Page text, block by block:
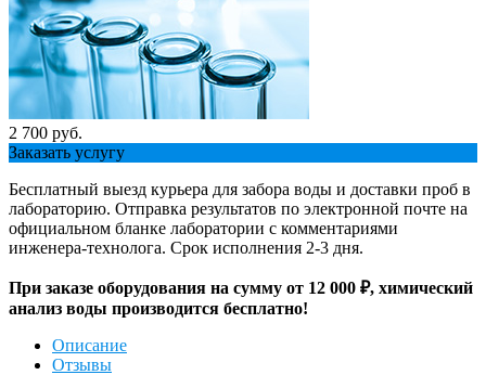
2 700 руб.
Заказать услугу
Бесплатный выезд курьера для забора воды и доставки проб в
лабораторию. Отправка результатов по электронной почте на
официальном бланке лаборатории с комментариями
инженера-технолога. Срок исполнения 2-3 дня.
При заказе оборудования на сумму от 12 000 ₽, химический
анализ воды производится бесплатно!
Описание
Отзывы